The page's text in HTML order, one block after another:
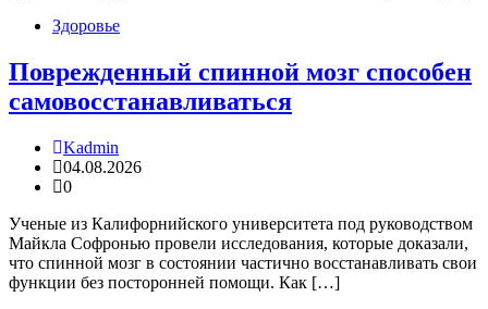
Здоровье
Поврежденный спинной мозг способен
самовосстанавливаться
Kadmin
04.08.2026
0
Ученые из Калифорнийского университета под руководством
Майкла Софронью провели исследования, которые доказали,
что спинной мозг в состоянии частично восстанавливать свои
функции без посторонней помощи. Как […]